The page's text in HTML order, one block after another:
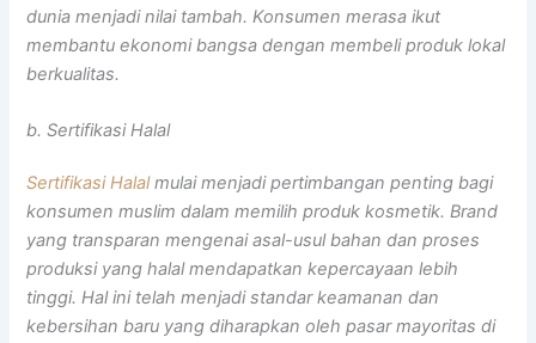
dunia menjadi nilai tambah. Konsumen merasa ikut
membantu ekonomi bangsa dengan membeli produk lokal
berkualitas.
b. Sertifikasi Halal
Sertifikasi Halalmulai menjadi pertimbangan penting bagi
konsumen muslim dalam memilih produk kosmetik.Brand
yang transparan mengenai asal-usul bahan dan proses
produksi yang halal mendapatkan kepercayaan lebih
tinggi. Hal ini telah menjadi standar keamanan dan
kebersihan baru yang diharapkan oleh pasar mayoritas di